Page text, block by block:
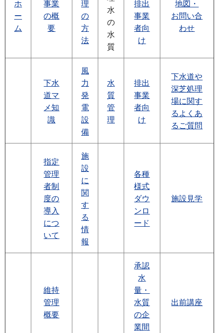
ホ
ー
ム
事業
の概
要
理
の
方
法
水
の
水
質
排出
事業
者向
け
地図・
お問い合
わせ
下水
道マ
メ知
識
風
力
発
電
設
備
水
質
管
理
排出
事業
者向
け
下水道や
深芝処理
場に関す
るよくあ
るご質問
指定
管理
者制
度の
導入
につ
いて
施
設
に
関
す
る
情
報
各種
様式
ダウ
ンロ
ード
施設見学
維持
管理
概要
承認
水
量・
水質
の企
業間
出前講座